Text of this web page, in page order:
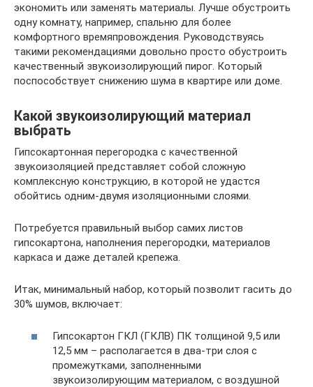
экономить или заменять материалы. Лучше обустроить
одну комнату, например, спальню для более
комфортного времяпровождения. Руководствуясь
такими рекомендациями довольно просто обустроить
качественный звукоизолирующий пирог. Который
поспособствует снижению шума в квартире или доме.
Какой звукоизолирующий материал
выбрать
Гипсокартонная перегородка с качественной
звукоизоляцией представляет собой сложную
комплексную конструкцию, в которой не удастся
обойтись одним-двумя изоляционными слоями.
Потребуется правильный выбор самих листов
гипсокартона, наполнения перегородки, материалов
каркаса и даже деталей крепежа.
Итак, минимальный набор, который позволит гасить до
30% шумов, включает:
Гипсокартон ГКЛ (ГКЛВ) ПК толщиной 9,5 или
12,5 мм – располагается в два-три слоя с
промежутками, заполненными
звукоизолирующим материалом, с воздушной